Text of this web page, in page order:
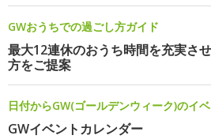
GWおうちでの過ごし方ガイド
最大12連休のおうち時間を充実さ
方をご提案
日付からGW(ゴールデンウィーク)のイ
GWイベントカレンダー